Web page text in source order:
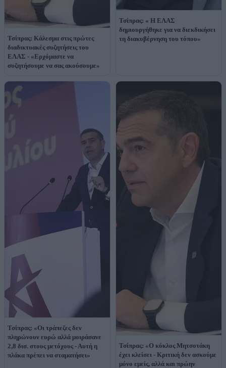
Τσίπρας: Κάλεσμα στις πρώτες
διαδικτυακές συζητήσεις του
ΕΛΑΣ - «Ερχόμαστε να
συζητήσουμε να σας ακούσουμε»
Τσίπρας: « Η ΕΛΑΣ
δημιουργήθηκε για να διεκδικήσει
τη διακυβέρνηση του τόπου»
Τσίπρας: «Οι τράπεζες δεν
πληρώνουν ευρώ αλλά μοιράσανε
2,8 δισ. στους μετόχους - Αυτή η
πλάκα πρέπει να σταματήσει»
Τσίπρας: «Ο κύκλος Μητσοτάκη
έχει κλείσει - Κριτική δεν ασκούμε
μόνο εμείς, αλλά και πρώην